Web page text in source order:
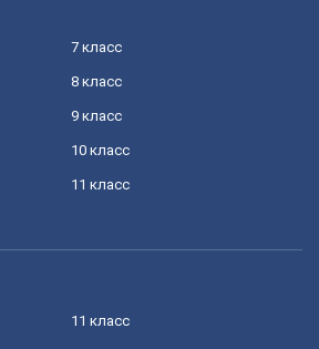
7 класс
8 класс
9 класс
10 класс
11 класс
11 класс